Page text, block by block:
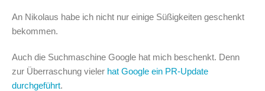
An Nikolaus habe ich nicht nur einige Süßigkeiten geschenkt
bekommen.
Auch die Suchmaschine Google hat mich beschenkt. Denn
zur Überraschung vieler hat Google ein PR-Update
durchgeführt.